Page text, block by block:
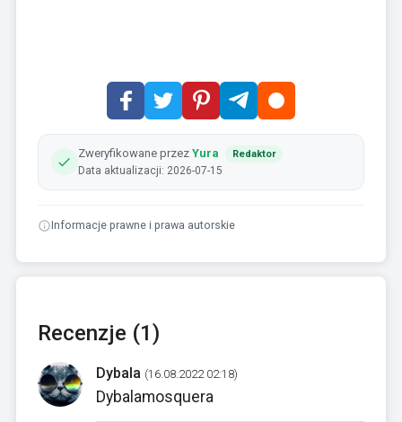
Zweryfikowane przez Yura Redaktor
Data aktualizacji: 2026-07-15
Informacje prawne i prawa autorskie
Recenzje (1)
Dybala (16.08.2022 02:18)
Dybalamosquera